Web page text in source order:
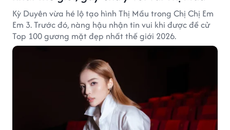
Kỳ Duyên vừa hé lộ tạo hình Thị Mầu trong Chị Chị Em
Em 3. Trước đó, nàng hậu nhận tin vui khi được đề cử
Top 100 gương mặt đẹp nhất thế giới 2026.